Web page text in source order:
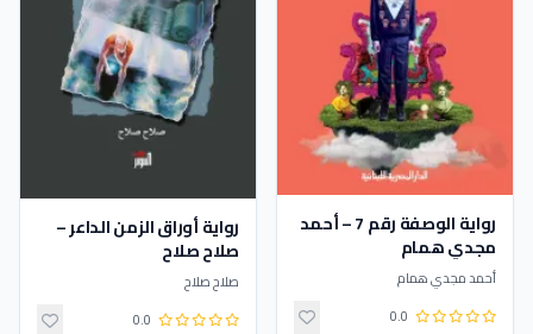
رواية الوصفة رقم 7 – أحمد
مجدي همام
أحمد مجدي همام
0.0
رواية أوراق الزمن الداعر –
صلاح صلاح
صلاح صلاح
0.0